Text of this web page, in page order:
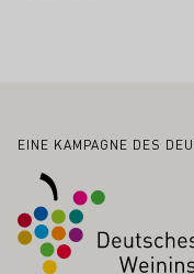
Fußbereich
EINE KAMPAGNE DES